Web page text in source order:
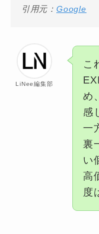
引用元：Google
LiNee編集部
こ
め
感
一
裏
い
高
度